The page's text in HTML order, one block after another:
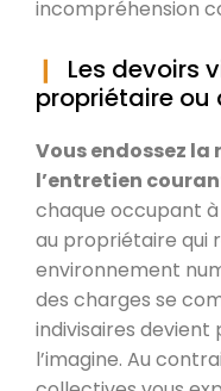
incompréhension
Les devoirs
propriétaire ou
Vous endossez
l’entretien
chaque occupant
au propriétaire qui
environnement
des charges se
indivisaires devient
l’imagine. Au